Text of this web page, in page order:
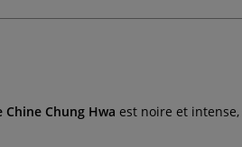
Chine Chung Hwa est noire et